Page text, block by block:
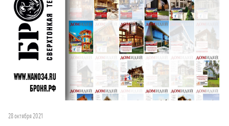
28 октября 2021